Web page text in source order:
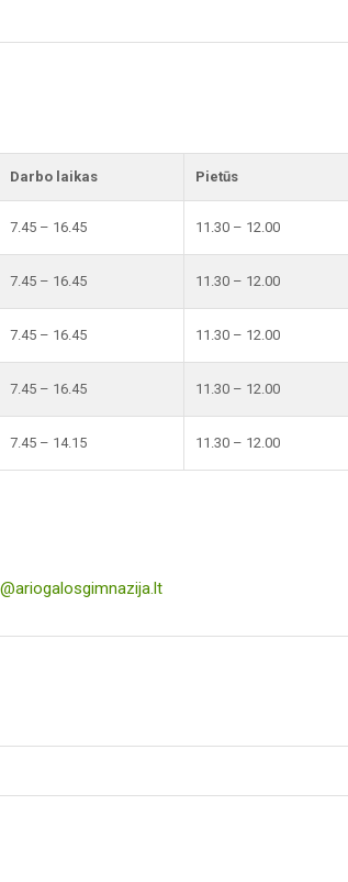
Darbo laikas Pietūs
7.45 – 16.45 11.30 – 12.00
7.45 – 16.45 11.30 – 12.00
7.45 – 16.45 11.30 – 12.00
7.45 – 16.45 11.30 – 12.00
7.45 – 14.15 11.30 – 12.00